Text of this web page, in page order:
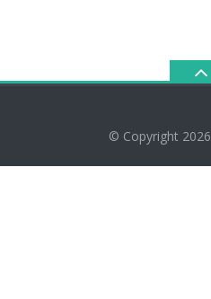
© Copyright 2026